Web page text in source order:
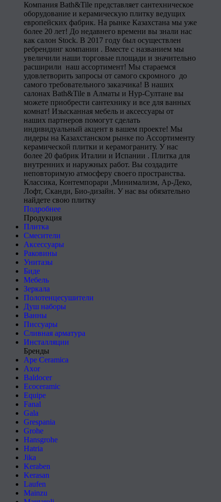
Компания Bath&Tile представляет сантехническое
оборудование и керамическую плитку ведущих
европейских фабрик. На рынке Казахстана мы уже
более 20 лет! До недавнего времени вы знали нас
как салон Stock. В 2017 году был осуществлен
ребрендинг компании . Вместе с названием мы
увеличили наши торговые площади и значительно
расширили наш ассортимент! Мы стараемся
удовлетворить запросы от самого скромного до
самого требовательного заказчика! В наших
салонах Bath&Tile в Алматы и Нур-Султане вы
можете приобрести сантехнику и все для ванных
комнат! Изысканная мебель и аксессуары от
наших партнеров помогут сделать
индивидуальный акцент в вашем проекте! Мы
лидеры на Казахстанском рынке по Ассортименту
керамической плитки и керамограниту. У нас
более 20 фабрик Италии и Испании . Плитка для
внутренних и наружных работ. Вы создадите
неповторимую атмосферу своего пространства.
Классика, Контемпорари ,Минимализм, Ар-Деко,
Лофт, Сканди, Био-дизайн. У нас вы обязательно
найдете свою плитку
Подробнее
Продукция
Плитка
Смесители
Аксессуары
Раковины
Унитазы
Биде
Мебель
Зеркала
Полотенцесушители
Душ наборы
Ванны
Писсуары
Сливная арматура
Инсталляции
Бренды
Ape Ceramica
Axor
Baldocer
Ecoceramic
Equipe
Fanal
Gala
Grespania
Grohe
Hansgrohe
Hatria
Jika
Keraben
Kerasan
Laufen
Mainzu